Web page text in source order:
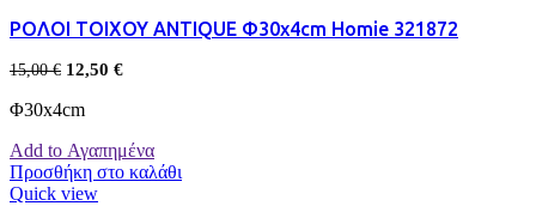
ΡΟΛΟΙ ΤΟΙΧΟΥ ANTIQUE Φ30x4cm Homie 321872
15,00€ 12,50 €
Φ30x4cm
Add to Αγαπημένα
Προσθήκη στο καλάθι
Quick view